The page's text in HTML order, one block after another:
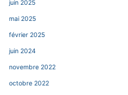
juin 2025
mai 2025
février 2025
juin 2024
novembre 2022
octobre 2022